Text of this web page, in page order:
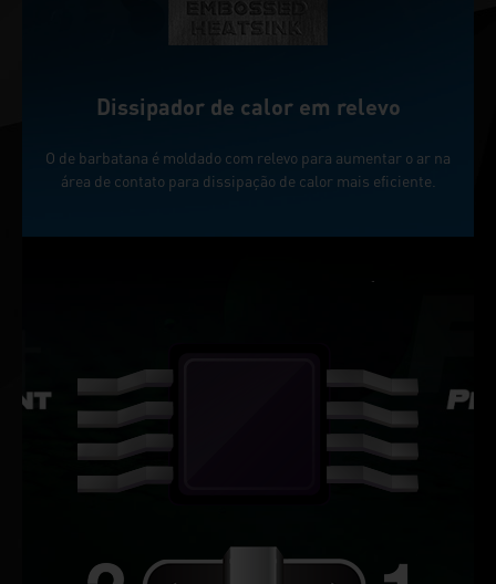
Dissipador de calor em relevo
O de barbatana é moldado com relevo para aumentar o ar na
área de contato para dissipação de calor mais eficiente.